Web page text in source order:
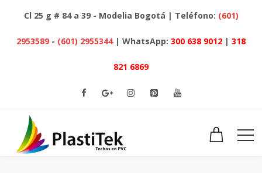
Cl 25 g # 84 a 39 - Modelia Bogotá | Teléfono: (601)
2953589 - (601) 2955344 | WhatsApp: 300 638 9012 | 318
821 6869